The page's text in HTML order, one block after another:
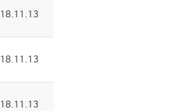
18.11.13
18.11.13
18.11.13